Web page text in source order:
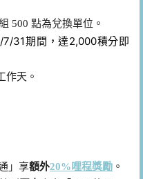
500 點為兌換單位。
31期間，達2,000積分即
作天。
」享額外20%哩程獎勵 。